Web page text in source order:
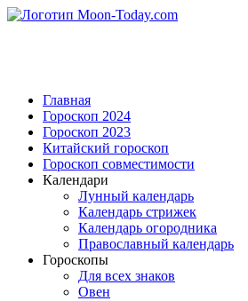
Главная
Гороскоп 2024
Гороскоп 2023
Китайский гороскоп
Гороскоп совместимости
Календари
Лунный календарь
Календарь стрижек
Календарь огородника
Православный календарь
Гороскопы
Для всех знаков
Овен